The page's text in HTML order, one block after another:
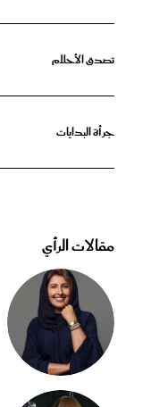
تصدق الأحلام
جرأة البدايات
مقالات الرأي